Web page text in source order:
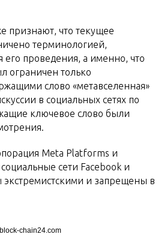
признают, что текущее
терминологией,
его проведения, а именно, что
ограничен только
слово «метавселенная»
в социальных сетях по
ключевое слово были
Meta Platforms и
сети Facebook и
и запрещены в
chain24.com